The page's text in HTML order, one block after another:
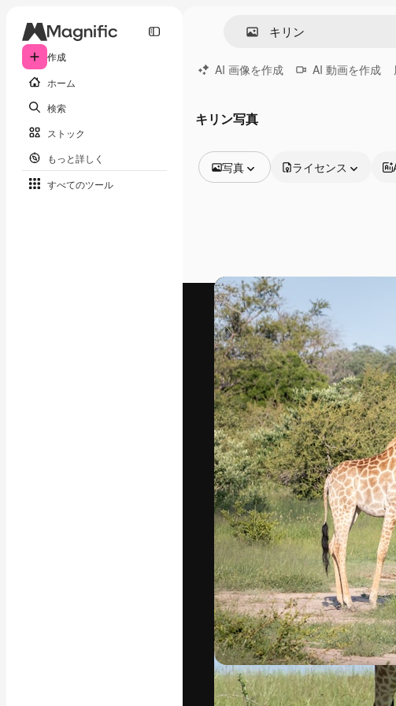
作成
ホーム
検索
ストック
もっと詳しく
すべてのツール
AI 画像を作成 AI 動画を作成
キリン写真
写真
動画
映像素材
モーショングラフィックス
動画テンプレート
アイコン
3D モデル
フォント
ライセンス
最高のクリエイティブ
ットフォーム。クリエ
店、スタジオを含む
います。
日本語
Copyright © 2010-2026